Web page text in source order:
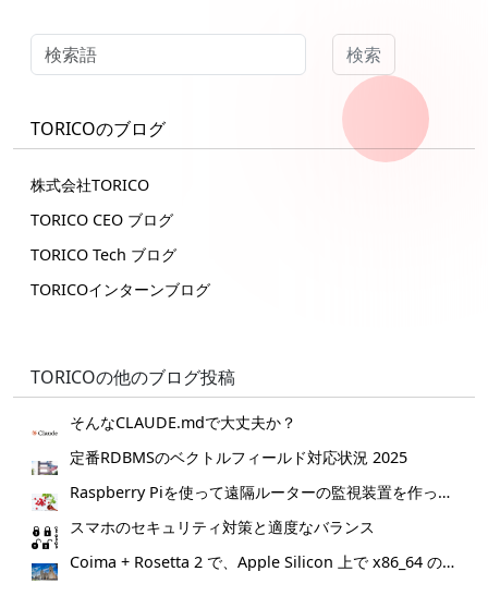
検索
TORICOのブログ
株式会社TORICO
TORICO CEO ブログ
TORICO Tech ブログ
TORICOインターンブログ
TORICOの他のブログ投稿
そんなCLAUDE.mdで大丈夫か？
定番RDBMSのベクトルフィールド対応状況 2025
Raspberry Piを使って遠隔ルーターの監視装置を作ってみた。
スマホのセキュリティ対策と適度なバランス
Coima + Rosetta 2 で、Apple Silicon 上で x86_64 の Docker イメージをビルドする (Docker desktop やめる)